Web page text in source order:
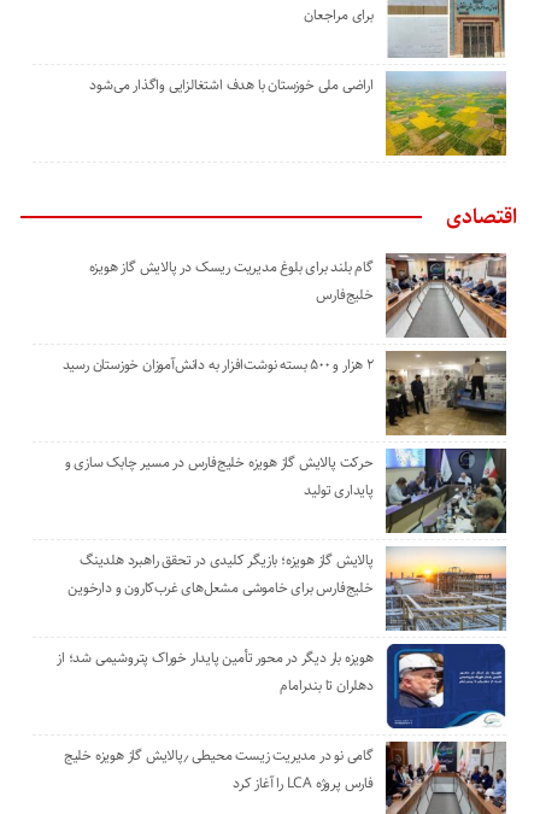
برای مراجعان
اراضی ملی خوزستان با هدف اشتغالزایی واگذار می‌شود
اقتصادی
گام بلند برای بلوغ مدیریت ریسک در پالایش گاز هویزه
خلیج‌فارس
۲ هزار و ۵۰۰ بسته نوشت‌افزار به دانش‌آموزان خوزستان رسید
حرکت پالایش گاز هویزه خلیج‌فارس در مسیر چابک سازی و
پایداری تولید
پالایش گاز هویزه؛ بازیگر کلیدی در تحقق راهبرد هلدینگ
خلیج‌فارس برای خاموشی مشعل‌های غرب‌کارون و دارخوین
هویزه بار دیگر در محور تأمین پایدار خوراک پتروشیمی شد؛ از
دهلران تا بندرامام
گامی نو در مدیریت زیست ‌محیطی ٫پالایش گاز هویزه خلیج
‌فارس پروژه LCA را آغاز کرد